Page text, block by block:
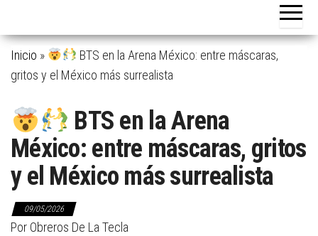
Inicio »
BTS en la Arena México: entre máscaras,
gritos y el México más surrealista
BTS en la Arena
México: entre máscaras, gritos
y el México más surrealista
09/05/2026
Por Obreros De La Tecla